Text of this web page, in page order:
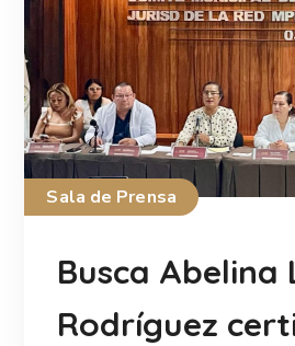
Sala de Prensa
Busca Abelina
Rodríguez